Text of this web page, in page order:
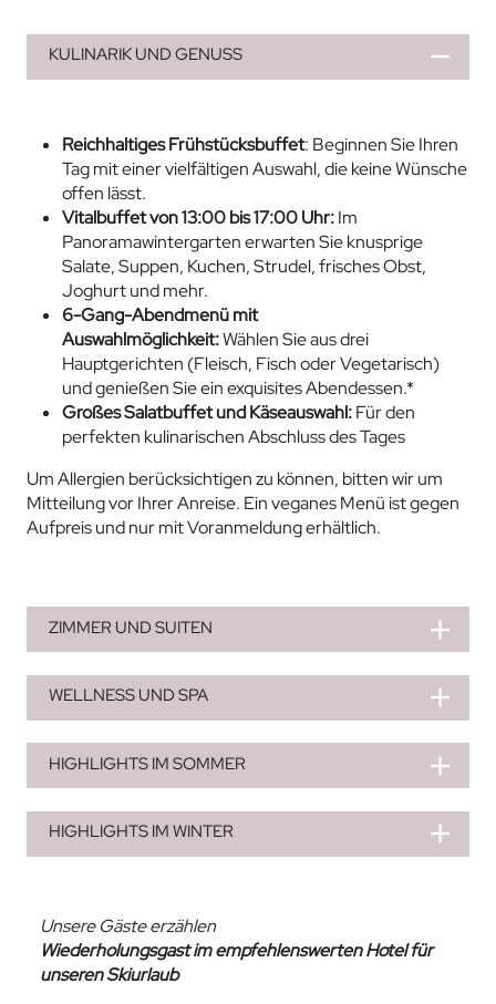
KULINARIK UND GENUSS
Reichhaltiges Frühstücksbuffet: Beginnen Sie Ihren
Tag mit einer vielfältigen Auswahl, die keine Wünsche
offen lässt.
Vitalbuffet von 13:00 bis 17:00 Uhr:Im
Panoramawintergarten erwarten Sie knusprige
Salate, Suppen, Kuchen, Strudel, frisches Obst,
Joghurt und mehr.
6-Gang-Abendmenü mit
Auswahlmöglichkeit:Wählen Sie aus drei
Hauptgerichten (Fleisch, Fisch oder Vegetarisch)
und genießen Sie ein exquisites Abendessen.*
Großes Salatbuffet und Käseauswahl:Für den
perfekten kulinarischen Abschluss des Tages
Um Allergien berücksichtigen zu können, bitten wir um
Mitteilung vor Ihrer Anreise. Ein veganes Menü ist gegen
Aufpreis und nur mit Voranmeldung erhältlich.
ZIMMER UND SUITEN
WELLNESS UND SPA
HIGHLIGHTS IM SOMMER
HIGHLIGHTS IM WINTER
Unsere Gäste erzählen
Wiederholungsgast im empfehlenswerten Hotel für
unseren Skiurlaub